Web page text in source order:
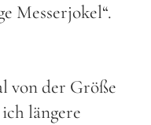
Messerjokel“.
von der Größe
längere